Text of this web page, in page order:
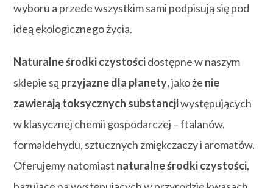
wyboru a przede wszystkim sami podpisują się pod
ideą ekologicznego życia.
Naturalne środki czystościdostępne w naszym
sklepie są przyjazne dla planety, jako że nie
zawierają toksycznych substancjiwystępujących
w klasycznej chemii gospodarczej – ftalanów,
formaldehydu, sztucznych zmiękczaczy i aromatów.
Oferujemy natomiast naturalne środki czystości,